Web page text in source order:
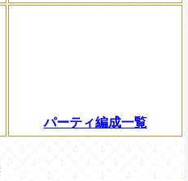
パーティ編成一覧